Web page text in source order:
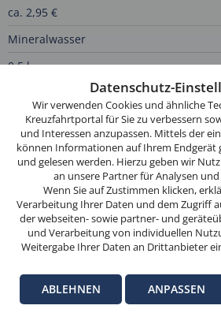
ca. 2,95 €
Mineralwasser
0,5 l
Mineralwasser
Glas
ca. 0,75 €
Softdrinks (z. B. Coca-Cola oder Pepsi)
ca. 2,95 €
Diese
verwendet
Cookies.
Wenn
Sie
weitersurfen,
stimmen
Sie
der
Cookie-
OK
Datenschutz-
Wir verwenden Cookies und ähnliche
Kreuzfahrtportal für Sie zu verbessern
und Interessen anzupassen. Mittels der
können Informationen auf Ihrem Endgerät
und gelesen werden. Hierzu geben wir
an unsere Partner für Analysen
Wenn Sie auf Zustimmen klicken,
Verarbeitung Ihrer Daten und dem Zugriff
der webseiten- sowie partner- und
und Verarbeitung von individuellen
Weitergabe Ihrer Daten an Drittanbieter
notwendigen Verarbeitungen zustimmen
Anpassen, um einzelnen Anbietern die
Weitere Informationen finden Sie in
ABLEHNEN ANPASSEN